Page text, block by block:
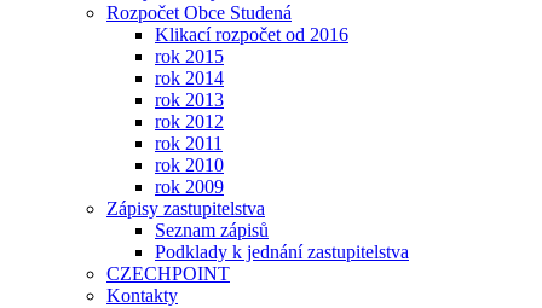
Rozpočet Obce Studená
Klikací rozpočet od 2016
rok 2015
rok 2014
rok 2013
rok 2012
rok 2011
rok 2010
rok 2009
Zápisy zastupitelstva
Seznam zápisů
Podklady k jednání zastupitelstva
CZECHPOINT
Kontakty